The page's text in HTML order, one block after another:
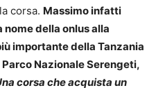
corsa. Massimo infatti
nome della onlus alla
importante della Tanzania
Nazionale Serengeti,
corsa che acquista un